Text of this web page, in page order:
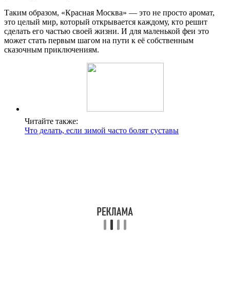
Таким образом, «Красная Москва» — это не просто аромат,
это целый мир, который открывается каждому, кто решит
сделать его частью своей жизни. И для маленькой феи это
может стать первым шагом на пути к её собственным
сказочным приключениям.
Читайте также:
Что делать, если зимой часто болят суставы